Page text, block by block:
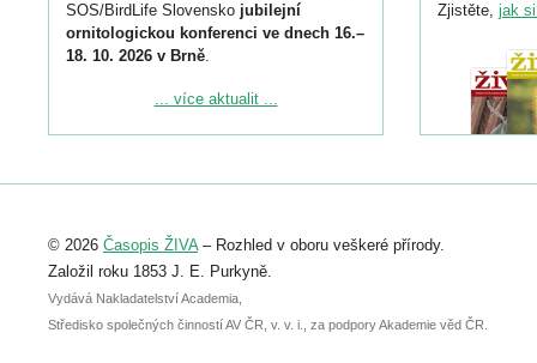
SOS/BirdLife Slovensko jubilejní
ornitologickou konferenci ve dnech 16.–
18. 10. 2026 v Brně.
Podrobnější informace ke konferenci
Registrovat se můžete do 6. září.
abstraktu přihlášené přednášky nebo
posteru je už 30. června.
... více aktualit ...
Zjistěte, jak
© 2026 Časopis ŽIVA– Rozhled v oboru veškeré přírody.
Založil roku 1853 J. E. Purkyně.
Vydává Nakladatelství Academia,
Středisko společných činností AV ČR, v. v. i., za podpory Akademie věd ČR.